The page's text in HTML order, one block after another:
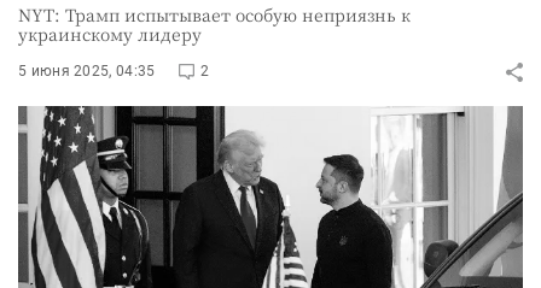
NYT: Трамп испытывает особую неприязнь к
украинскому лидеру
5 июня 2025, 04:35 2